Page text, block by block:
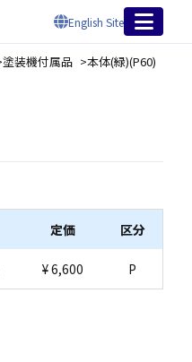
English Site
塗装機付属品
本体(緑)(P60)
定価 区分
¥ 6,600 P